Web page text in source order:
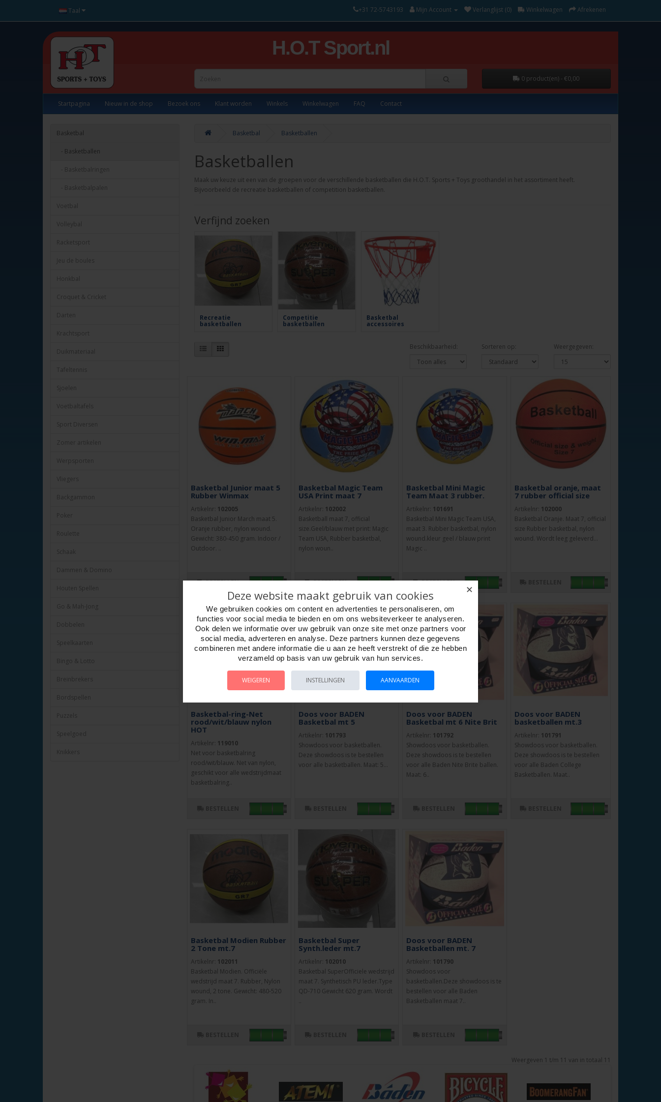
Taal +31 72-5743193 Mijn Account Verlanglijst (0) Winkelwagen Afrekenen
H.O.T Sport.nl
0 product(en) - €0,00
Startpagina Nieuw in de shop Bezoek ons Klant worden Winkels Winkelwagen FAQ Contact
Basketbal
- Basketballen
- Basketbalringen
- Basketbalpalen
Voetbal
Volleybal
Racketsport
Jeu de boules
Honkbal
Croquet & Cricket
Darten
Krachtsport
Duikmateriaal
Tafeltennis
Sjoelen
Voetbaltafels
Sport Diversen
Zomer artikelen
Werpsporten
Vliegers
Backgammon
Poker
Roulette
Schaak
Dammen & Domino
Houten Spellen
Go & Mah-Jong
Dobbelen
Speelkaarten
Bingo & Lotto
Breinbrekers
Bordspellen
Puzzels
Speelgoed
Knikkers
Basketbal Basketballen
Basketballen
Maak uw keuze uit een van de groepen voor de verschillende basketballen die H.O.T. Sports + Toys groothandel in het assortiment heeft.
Bijvoorbeeld de recreatie basketballen of competition basketballen.
Verfijnd zoeken
Recreatie
basketballen
Competitie
basketballen
Basketbal
accessoires
Beschikbaarheid: Sorteren op: Weergegeven:
Basketbal Junior maat 5
Rubber Winmax
Artikelnr: 102005
Basketbal Junior March maat 5.
Oranje rubber, nylon wound.
Gewicht: 380-450 gram. Indoor /
Outdoor. ..
BESTELLEN
Basketbal Magic Team
USA Print maat 7
Artikelnr: 102002
Basketball maat 7, official
size.Geel/blauw met print: Magic
Team USA, Rubber basketbal,
nylon woun..
BESTELLEN
Basketbal Mini Magic
Team Maat 3 rubber.
Artikelnr: 101691
Basketbal Mini Magic Team USA,
maat 3. Rubber basketbal, nylon
wound.kleur geel / blauw print
Magic ..
BESTELLEN
Basketbal oranje, maat
7 rubber official size
Artikelnr: 102000
Basketbal Oranje. Maat 7, official
size Rubber basketbal, nylon
wound. Wordt leeg geleverd...
Basketbal-ring-Net
rood/wit/blauw nylon
HOT
Artikelnr: 119010
Net voor basketbalring
rood/wit/blauw. Net van nylon,
geschikt voor alle wedstrijdmaat
basketbalring..
Doos voor BADEN
Basketbal mt 5
Artikelnr: 101793
Showdoos voor basketballen.
Deze showdoos is te bestellen
voor alle basketballen. Maat: 5...
Doos voor BADEN
Basketbal mt 6 Nite Brit
Artikelnr: 101792
Showdoos voor basketballen.
Deze showdoos is te bestellen
voor alle Baden Nite Brite ballen.
Maat: 6..
Doos voor BADEN
basketballen mt.3
Artikelnr: 101791
Showdoos voor basketballen.
Deze showdoos is te bestellen
voor alle Baden College
Basketballen. Maat..
Basketbal Modien Rubber
2 Tone mt.7
Artikelnr: 102011
Basketbal Modien. Officiële
wedstrijd maat 7. Rubber, Nylon
wound, 2 tone. Gewicht: 480-520
gram. In..
Basketbal Super
Synth.leder mt.7
Artikelnr: 102010
Basketbal SuperOfficiele wedstrijd
maat 7. Synthetisch PU leder.Type
QD-710 Gewicht 620 gram. Wordt
..
Doos voor BADEN
Basketballen mt. 7
Artikelnr: 101790
Showdoos voor
basketballen.Deze showdoos is te
bestellen voor alle Baden
Basketballen maat 7..
Weergeven 1 t/m 11 van in totaal 11
✕
Deze website maakt gebruik van cookies
We gebruiken cookies om content en advertenties te personaliseren, om
functies voor social media te bieden en om ons websiteverkeer te analyseren.
Ook delen we informatie over uw gebruik van onze site met onze partners voor
social media, adverteren en analyse. Deze partners kunnen deze gegevens
combineren met andere informatie die u aan ze heeft verstrekt of die ze hebben
verzameld op basis van uw gebruik van hun services.
WEIGEREN INSTELLINGEN AANVAARDEN